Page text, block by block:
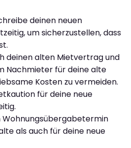
deinen neuen
um sicherzustellen, dass
deinen alten Mietvertrag und
Nachmieter für deine alte
Kosten zu vermeiden.
für deine neue
als auch für deine neue